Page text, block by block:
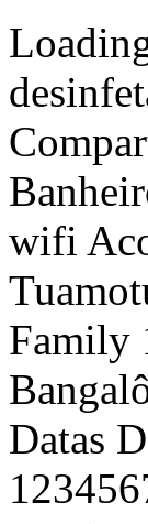
Loading... Compartilhar Link copiado Ver fotos Limpo e desinfetado Adicionar aos favoritos Favourites Link copiado Compartilhar Hóspedes 5 3 Camas casal 3 1 Quartos 1 1 Banheiro(s) com chuveiro1 Banheiro(s) 2 20 m² 20 m² wifi wifi AcomodaçãoMapaOfertas2 › Polinésia francesa › Tuamotu › Tikehau › Tuherahera › TIKEHAU - Pink Dream Family 1 TIKEHAU - Pink Dream Family 1 Tuherahera - Bangalô Contato Telefone Telefone A partir de /noite€ 88 Datas Datas Adicionar datas Adultos 12345678910111213141516171819202122232425262728293031323334353637383940 1 Crianças Verificar disponibilidade € NãO REEMBOLSáVEL € BáSICO Crianças Nº crianças Selecionar123456 OK Preçopor noites Reservar Contato Telefone +689-40419782 icon/desinfección Limpo e desinfetado Se hospede com a tranquilidade que você merece + INFO A partir de € 88 /noiteDatas Preço Reservar Datas Disponibilidade e preços Acomodação Descrição TIKEHAU – Família Sonho Rosa 1 A menos de uma hora de voo desde a magnífica Tahiti, o encantador atol de Tikehau se apresenta como uma pérola de areia branca e rosa, abraçando uma lagoa de tons tão vivos que parece saída de um sonho. Comumente apelidada de "ilha das areias rosas", este destino paradisíaco reserva para você panoramas de tirar o fôlego. Mergulhe